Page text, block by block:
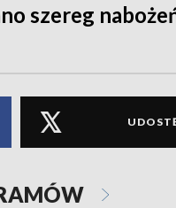
szereg